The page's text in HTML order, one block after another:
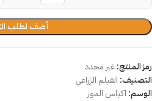
أضف لطلب
رمز المنتج:غير محدد
التصنيف: الفيلم الزراعي
الوسم: اكياس الموز